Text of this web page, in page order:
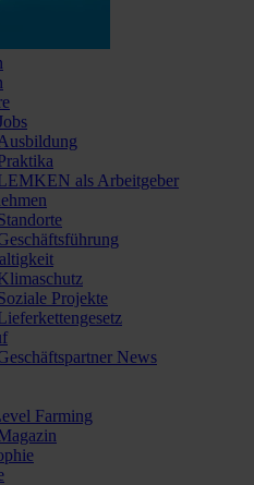
Ausbildung
als Arbeitgeber
Projekte
News
Farming